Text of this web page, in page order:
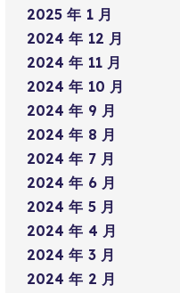
2025 年 1 月
2024 年 12 月
2024 年 11 月
2024 年 10 月
2024 年 9 月
2024 年 8 月
2024 年 7 月
2024 年 6 月
2024 年 5 月
2024 年 4 月
2024 年 3 月
2024 年 2 月